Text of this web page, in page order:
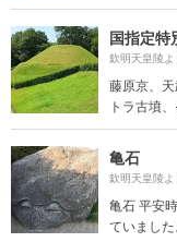
国指定特
欽明天皇陵
藤原京、
トラ古墳
亀石
欽明天皇陵
亀石 平安
ていました